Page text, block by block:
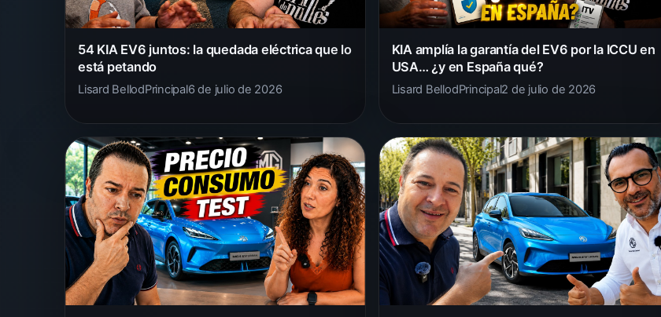
54 KIA EV6 juntos: la quedada eléctrica que lo
está petando
Lisard BellodPrincipal6 de julio de 2026
KIA amplía la garantía del EV6 por la ICCU en
USA… ¿y en España qué?
Lisard BellodPrincipal2 de julio de 2026